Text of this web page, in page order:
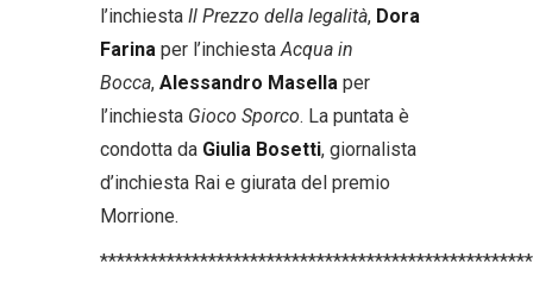
l’inchiesta Il Prezzo della legalità, Dora
Farina per l’inchiestaAcqua in
Bocca, Alessandro Masella per
l’inchiesta Gioco Sporco. La puntata è
condotta da Giulia Bosetti, giornalista
d’inchiesta Rai e giurata del premio
Morrione.